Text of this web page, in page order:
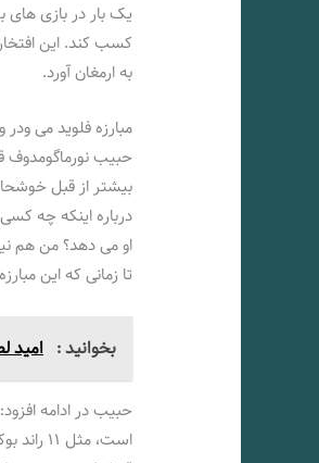
یک بار در بازی های
کسب کند. این افتخار
به ارمغان آورد.
مبارزه فلوید می
حبیب نورماگومدوف
بیشتر از قبل
تا زمانی که این مبارزه برای ۱۲ راند ادامه داشته باشد، با کمال میل و
بخوانید : امید
حبیب در ادامه